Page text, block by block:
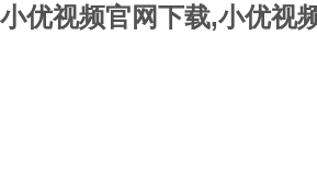
小优视频官网下载,小优视